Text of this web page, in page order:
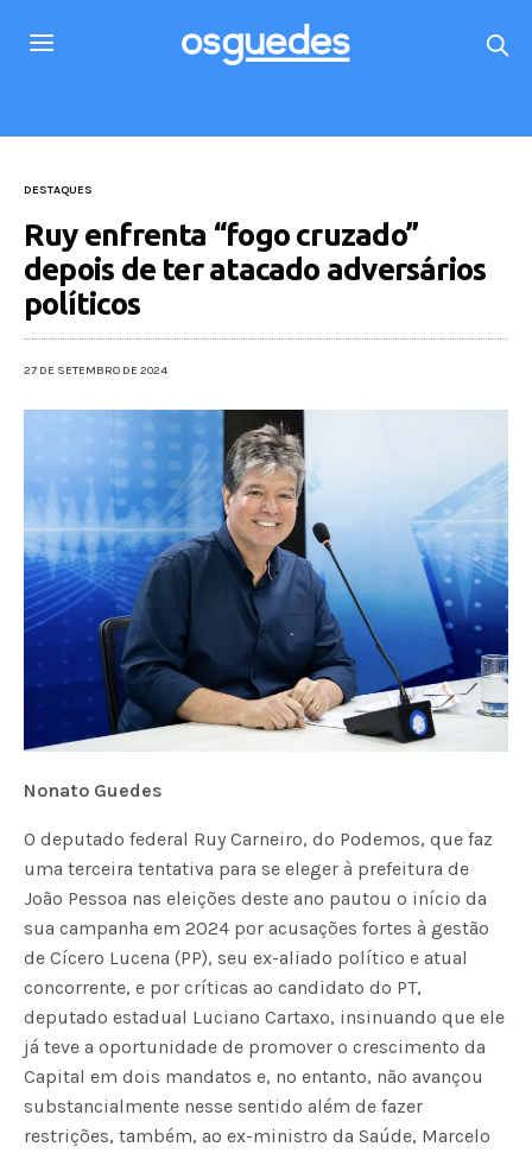
DESTAQUES
Ruy enfrenta “fogo cruzado”
depois de ter atacado adversários
políticos
27 DE SETEMBRO DE 2024
Nonato Guedes
O deputado federal Ruy Carneiro, do Podemos, que faz
uma terceira tentativa para se eleger à prefeitura de
João Pessoa nas eleições deste ano pautou o início da
sua campanha em 2024 por acusações fortes à gestão
de Cícero Lucena (PP), seu ex-aliado político e atual
concorrente, e por críticas ao candidato do PT,
deputado estadual Luciano Cartaxo, insinuando que ele
já teve a oportunidade de promover o crescimento da
Capital em dois mandatos e, no entanto, não avançou
substancialmente nesse sentido além de fazer
restrições, também, ao ex-ministro da Saúde, Marcelo